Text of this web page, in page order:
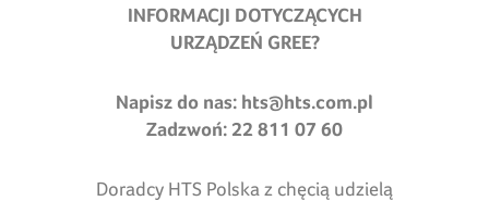
INFORMACJI DOTYCZĄCYCH
URZĄDZEŃ GREE?
Napisz do nas: hts@hts.com.pl
Zadzwoń: 22 811 07 60
Doradcy HTS Polska z chęcią udzielą